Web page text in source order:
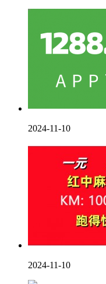
2024-11-10
2024-11-10